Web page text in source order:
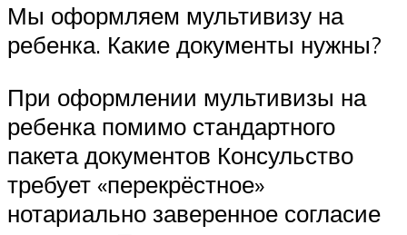
Мы оформляем мультивизу на
ребенка. Какие документы нужны?
При оформлении мультивизы на
ребенка помимо стандартного
пакета документов Консульство
требует «перекрёстное»
нотариально заверенное согласие